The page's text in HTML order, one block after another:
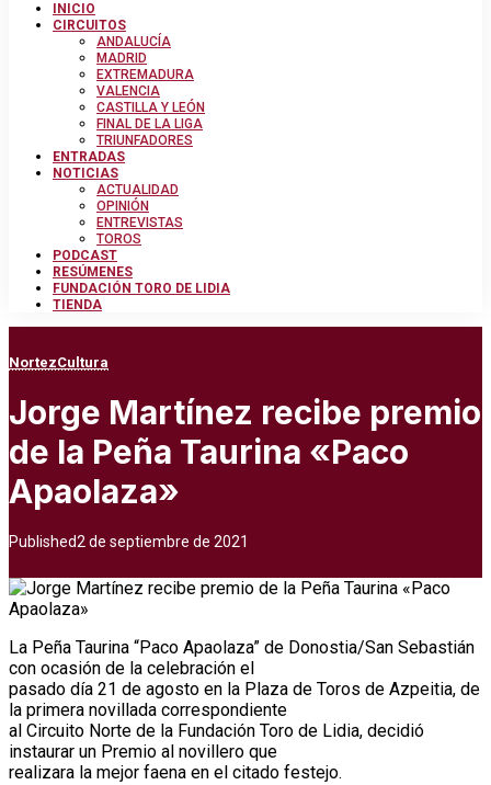
INICIO
CIRCUITOS
ANDALUCÍA
MADRID
EXTREMADURA
VALENCIA
CASTILLA Y LEÓN
FINAL DE LA LIGA
TRIUNFADORES
ENTRADAS
NOTICIAS
ACTUALIDAD
OPINIÓN
ENTREVISTAS
TOROS
PODCAST
RESÚMENES
FUNDACIÓN TORO DE LIDIA
TIENDA
NortezCultura
Jorge Martínez recibe premio
de la Peña Taurina «Paco
Apaolaza»
Published2 de septiembre de 2021
La Peña Taurina “Paco Apaolaza” de Donostia/San Sebastián
con ocasión de la celebración el
pasado día 21 de agosto en la Plaza de Toros de Azpeitia, de
la primera novillada correspondiente
al Circuito Norte de la Fundación Toro de Lidia, decidió
instaurar un Premio al novillero que
realizara la mejor faena en el citado festejo.